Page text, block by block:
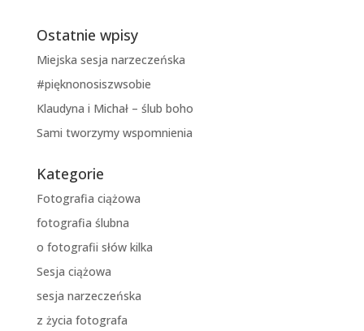
Ostatnie wpisy
Miejska sesja narzeczeńska
#pięknonosiszwsobie
Klaudyna i Michał – ślub boho
Sami tworzymy wspomnienia
Kategorie
Fotografia ciążowa
fotografia ślubna
o fotografii słów kilka
Sesja ciążowa
sesja narzeczeńska
z życia fotografa